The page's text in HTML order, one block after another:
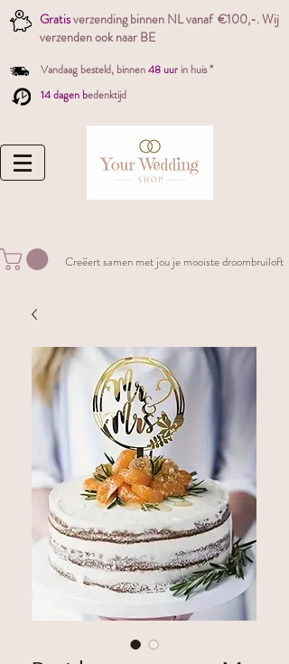
Gratisverzending binnen NL vanaf €100,-. Wij
verzenden ook naar BE
Vandaag besteld, binnen48 uur in huis *
14 dagen bedenktijd
Creëert samen met jou je mooiste droombruiloft